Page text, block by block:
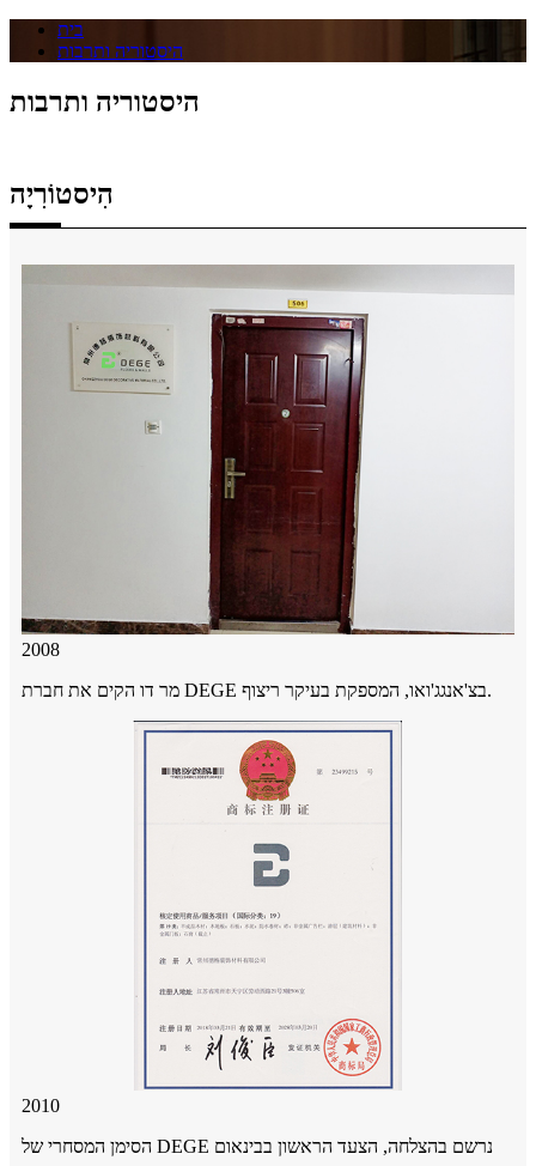
בית
היסטוריה ותרבות
היסטוריה ותרבות
הִיסטוֹרִיָה
2008
מר דו הקים את חברת DEGE בצ'אנגג'ואו, המספקת בעיקר ריצוף.
2010
הסימן המסחרי של DEGE נרשם בהצלחה, הצעד הראשון בבינאום